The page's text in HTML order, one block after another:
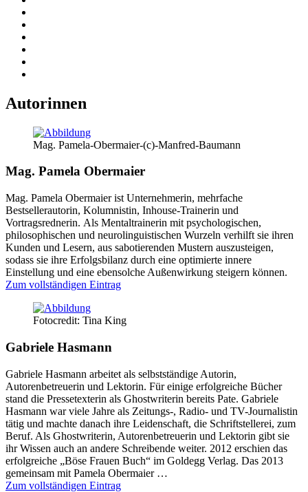
Autorinnen
Mag. Pamela-Obermaier-(c)-Manfred-Baumann
Mag. Pamela Obermaier
Mag. Pamela Obermaier ist Unternehmerin, mehrfache
Bestsellerautorin, Kolumnistin, Inhouse-Trainerin und
Vortragsrednerin. Als Mentaltrainerin mit psychologischen,
philosophischen und neurolinguistischen Wurzeln verhilft sie ihren
Kunden und Lesern, aus sabotierenden Mustern auszusteigen,
sodass sie ihre Erfolgsbilanz durch eine optimierte innere
Einstellung und eine ebensolche Außenwirkung steigern können.
Zum vollständigen Eintrag
Fotocredit: Tina King
Gabriele Hasmann
Gabriele Hasmann arbeitet als selbstständige Autorin,
Autorenbetreuerin und Lektorin. Für einige erfolgreiche Bücher
stand die Pressetexterin als Ghostwriterin bereits Pate. Gabriele
Hasmann war viele Jahre als Zeitungs-, Radio- und TV-Journalistin
tätig und machte danach ihre Leidenschaft, die Schriftstellerei, zum
Beruf. Als Ghostwriterin, Autorenbetreuerin und Lektorin gibt sie
ihr Wissen auch an andere Schreibende weiter. 2012 erschien das
erfolgreiche „Böse Frauen Buch“ im Goldegg Verlag. Das 2013
gemeinsam mit Pamela Obermaier …
Zum vollständigen Eintrag